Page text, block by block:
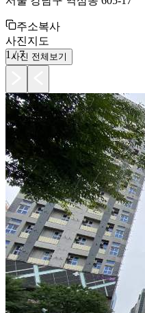
주소복사
사진지도
1 /7
사진 전체보기